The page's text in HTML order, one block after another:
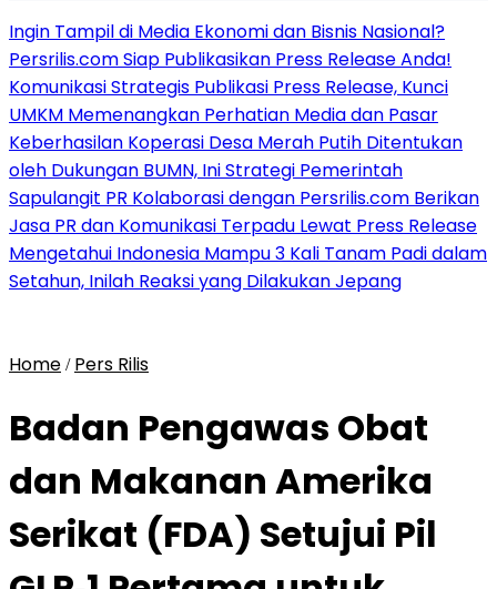
Ingin Tampil di Media Ekonomi dan Bisnis Nasional?
Persrilis.com Siap Publikasikan Press Release Anda!
Komunikasi Strategis Publikasi Press Release, Kunci
UMKM Memenangkan Perhatian Media dan Pasar
Keberhasilan Koperasi Desa Merah Putih Ditentukan
oleh Dukungan BUMN, Ini Strategi Pemerintah
Sapulangit PR Kolaborasi dengan Persrilis.com Berikan
Jasa PR dan Komunikasi Terpadu Lewat Press Release
Mengetahui Indonesia Mampu 3 Kali Tanam Padi dalam
Setahun, Inilah Reaksi yang Dilakukan Jepang
Home / Pers Rilis
Badan Pengawas Obat
dan Makanan Amerika
Serikat (FDA) Setujui Pil